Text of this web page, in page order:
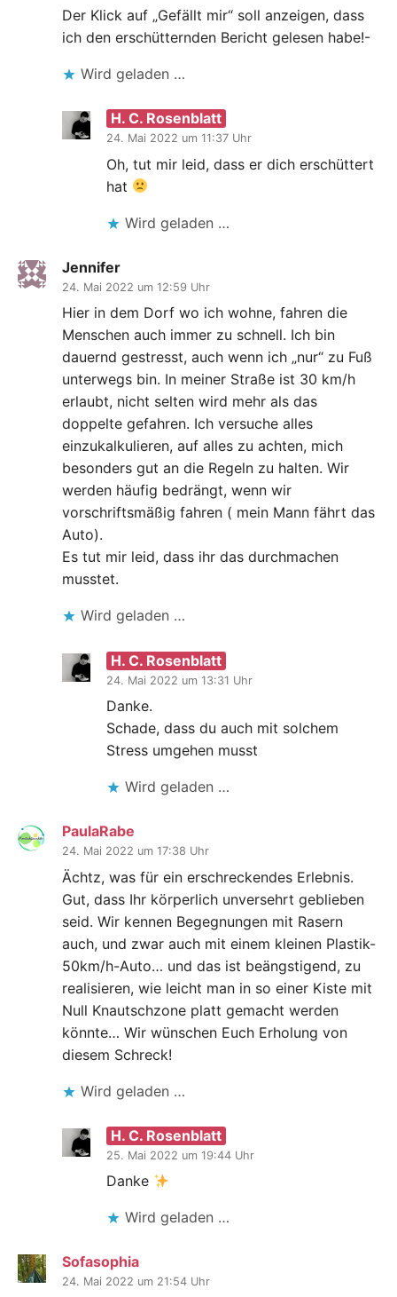
Der Klick auf „Gefällt mir“ soll anzeigen, dass
ich den erschütternden Bericht gelesen habe!-
Wird geladen …
H. C. Rosenblatt
24. Mai 2022 um 11:37 Uhr
Oh, tut mir leid, dass er dich erschüttert
hat
Wird geladen …
Jennifer
24. Mai 2022 um 12:59 Uhr
Hier in dem Dorf wo ich wohne, fahren die
Menschen auch immer zu schnell. Ich bin
dauernd gestresst, auch wenn ich „nur“ zu Fuß
unterwegs bin. In meiner Straße ist 30 km/h
erlaubt, nicht selten wird mehr als das
doppelte gefahren. Ich versuche alles
einzukalkulieren, auf alles zu achten, mich
besonders gut an die Regeln zu halten. Wir
werden häufig bedrängt, wenn wir
vorschriftsmäßig fahren ( mein Mann fährt das
Auto).
Es tut mir leid, dass ihr das durchmachen
musstet.
Wird geladen …
H. C. Rosenblatt
24. Mai 2022 um 13:31 Uhr
Danke.
Schade, dass du auch mit solchem
Stress umgehen musst
Wird geladen …
PaulaRabe
24. Mai 2022 um 17:38 Uhr
Ächtz, was für ein erschreckendes Erlebnis.
Gut, dass Ihr körperlich unversehrt geblieben
seid. Wir kennen Begegnungen mit Rasern
auch, und zwar auch mit einem kleinen Plastik-
50km/h-Auto… und das ist beängstigend, zu
realisieren, wie leicht man in so einer Kiste mit
Null Knautschzone platt gemacht werden
könnte… Wir wünschen Euch Erholung von
diesem Schreck!
Wird geladen …
H. C. Rosenblatt
25. Mai 2022 um 19:44 Uhr
Danke
Wird geladen …
Sofasophia
24. Mai 2022 um 21:54 Uhr